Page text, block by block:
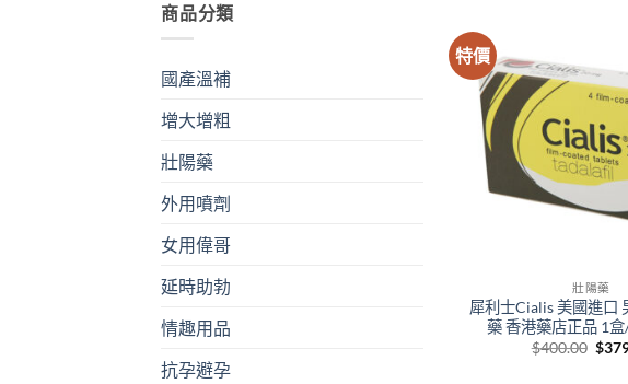
商品分類
國產溫補
增大增粗
壯陽藥
外用噴劑
女用偉哥
延時助勃
情趣用品
抗孕避孕
特價
壯陽藥
犀利士Cialis 美國進口
藥 香港藥店正品 1
$400.00 $